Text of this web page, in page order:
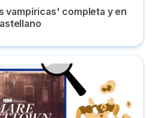
vampíricas' completa y en
online la miniserie en español